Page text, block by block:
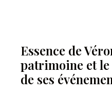
Essence de
patrimoine et le
de ses